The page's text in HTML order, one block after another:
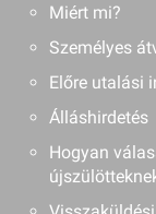
Miért mi?
Személyes
Előre utalási
Álláshirdetés
Hogyan